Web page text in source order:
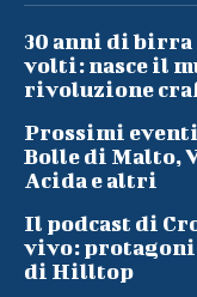
30 anni di
volti: nasce il
rivoluzione
Prossimi
Bolle di Malto,
Acida e altri
Il podcast di
vivo:
di Hilltop